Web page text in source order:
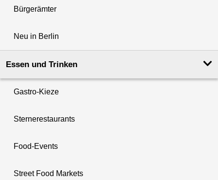
Bürgerämter
Neu in Berlin
Essen und Trinken
Gastro-Kieze
Sternerestaurants
Food-Events
Street Food Markets